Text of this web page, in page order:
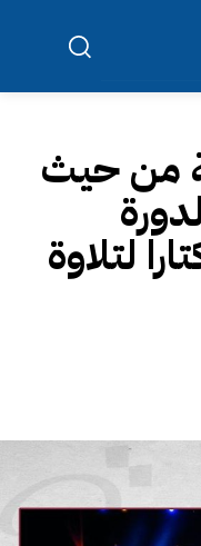
من حيث
لتلاوة